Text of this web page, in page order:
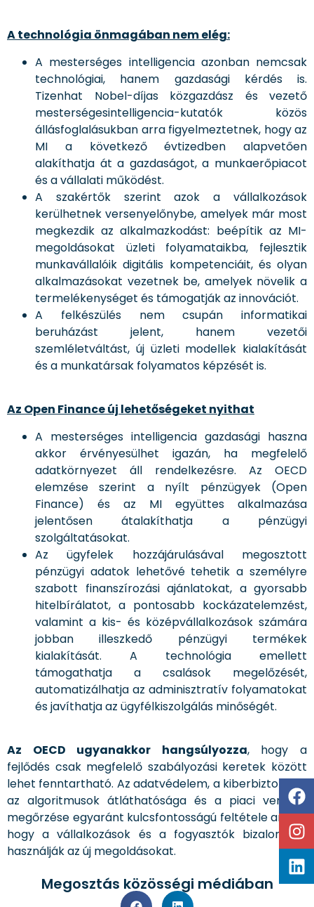
A technológia önmagában nem elég:
A mesterséges intelligencia azonban nemcsak
technológiai, hanem gazdasági kérdés is.
Tizenhat Nobel-díjas közgazdász és vezető
mesterségesintelligencia-kutatók közös
állásfoglalásukban arra figyelmeztetnek, hogy az
MI a következő évtizedben alapvetően
alakíthatja át a gazdaságot, a munkaerőpiacot
és a vállalati működést.
A szakértők szerint azok a vállalkozások
kerülhetnek versenyelőnybe, amelyek már most
megkezdik az alkalmazkodást: beépítik az MI-
megoldásokat üzleti folyamataikba, fejlesztik
munkavállalóik digitális kompetenciáit, és olyan
alkalmazásokat vezetnek be, amelyek növelik a
termelékenységet és támogatják az innovációt.
A felkészülés nem csupán informatikai
beruházást jelent, hanem vezetői
szemléletváltást, új üzleti modellek kialakítását
és a munkatársak folyamatos képzését is.
Az Open Finance új lehetőségeket nyithat
A mesterséges intelligencia gazdasági haszna
akkor érvényesülhet igazán, ha megfelelő
adatkörnyezet áll rendelkezésre. Az OECD
elemzése szerint a nyílt pénzügyek (Open
Finance) és az MI együttes alkalmazása
jelentősen átalakíthatja a pénzügyi
szolgáltatásokat.
Az ügyfelek hozzájárulásával megosztott
pénzügyi adatok lehetővé tehetik a személyre
szabott finanszírozási ajánlatokat, a gyorsabb
hitelbírálatot, a pontosabb kockázatelemzést,
valamint a kis- és középvállalkozások számára
jobban illeszkedő pénzügyi termékek
kialakítását. A technológia emellett
támogathatja a csalások megelőzését,
automatizálhatja az adminisztratív folyamatokat
és javíthatja az ügyfélkiszolgálás minőségét.
Az OECD ugyanakkor hangsúlyozza, hogy a
fejlődés csak megfelelő szabályozási keretek között
lehet fenntartható. Az adatvédelem, a kiberbiztonság,
az algoritmusok átláthatósága és a piaci verseny
megőrzése egyaránt kulcsfontosságú feltétele annak,
hogy a vállalkozások és a fogyasztók bizalommal
használják az új megoldásokat.
Megosztás közösségi médiában